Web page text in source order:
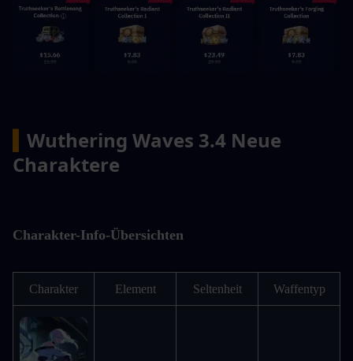
Wuthering Waves 3.4 Neue
Charaktere
Charakter-Info-Übersichten
Charakter Element Seltenheit Waffentyp